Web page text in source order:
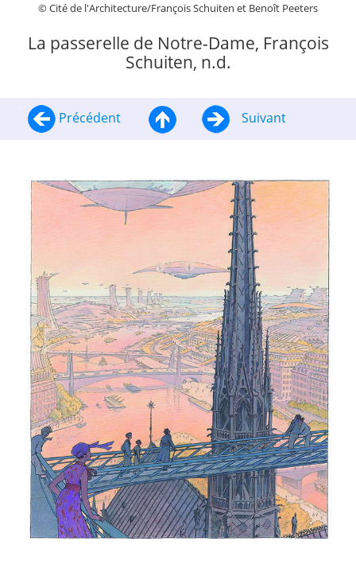
© Cité de l'Architecture/François Schuiten et Benoît Peeters
La passerelle de Notre-Dame, François
Schuiten, n.d.
Précédent Suivant